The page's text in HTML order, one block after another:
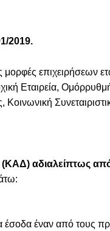
2019.
μορφές επιχειρήσεων
Εταιρεία,
Κοινωνική
αδιαλείπτως
έσοδα έναν από τους